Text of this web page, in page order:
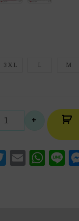
3XL L M
型男帥哥寬鬆
+
Twitter
Email